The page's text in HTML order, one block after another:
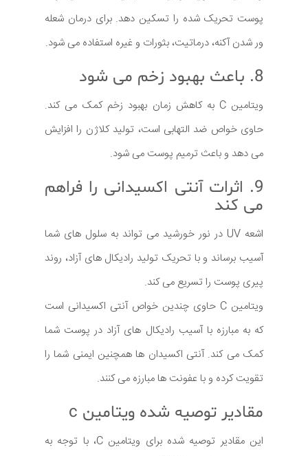
پوست تحریک شده را تسکین دهد. برای درمان شعله
ور شدن آکنه، درماتیت، بثورات و غیره استفاده می شود.
8. باعث بهبود زخم می شود
ویتامین C به کاهش زمان بهبود زخم کمک می کند.
حاوی خواص ضد التهابی است، تولید کلاژن را افزایش
می دهد و باعث ترمیم پوست می شود.
9. اثرات آنتی اکسیدانی را فراهم
می کند
اشعه UV در نور خورشید می تواند به سلول های شما
آسیب برساند و با تحریک تولید رادیکال های آزاد، روند
پیری پوست را تسریع می کند.
ویتامین C حاوی چندین خواص آنتی اکسیدانی است
که به مبارزه با آسیب رادیکال های آزاد در پوست شما
کمک می کند. آنتی اکسیدان ها همچنین ایمنی شما را
تقویت کرده و با عفونت ها مبارزه می کنند.
مقادیر توصیه شده ویتامین c
این مقادیر توصیه شده برای ویتامین C، با توجه به